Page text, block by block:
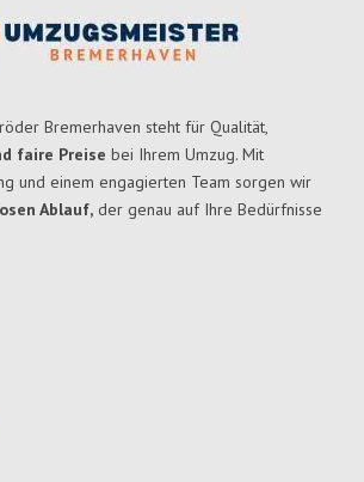
Bremerhaven steht für Qualität,
faire Preise bei Ihrem Umzug. Mit
und einem engagierten Team sorgen wir
Ablauf, der genau auf Ihre Bedürfnisse